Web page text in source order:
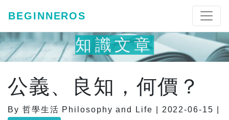
BEGINNEROS
知識文章
公義、良知，何價？
By 哲學生活 Philosophy and Life | 2022-06-15 |